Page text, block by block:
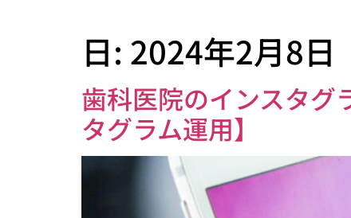
日: 2024年2月8日
歯科医院のインスタグ
タグラム運用】